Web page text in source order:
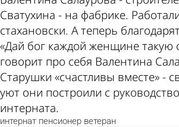
Сватухина - на фабрике.
стахановски. А теперь
«Дай бог каждой женщине такую
говорит про себя Валентина
Старушки «счастливы вместе» -
уют они построили с
интерната.
интернат пенсионер ветеран